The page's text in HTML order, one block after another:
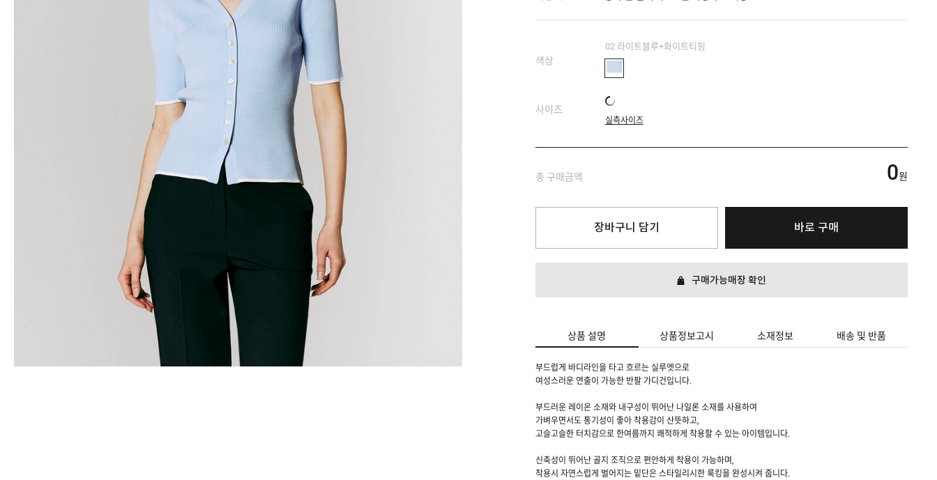
색상
02 라이트블루+화이트티핑
사이즈
실측사이즈
총 구매금액 0원
장바구니 담기 바로 구매
구매가능매장 확인
상품 설명 상품정보고시 소재정보 배송 및 반품
부드럽게 바디라인을 타고 흐르는 실루엣으로
여성스러운 연출이 가능한 반팔 가디건입니다.
부드러운 레이온 소재와 내구성이 뛰어난 나일론 소재를 사용하여
가벼우면서도 통기성이 좋아 착용감이 산뜻하고,
고슬고슬한 터치감으로 한여름까지 쾌적하게 착용할 수 있는 아이템입니다.
신축성이 뛰어난 골지 조직으로 편안하게 착용이 가능하며,
착용시 자연스럽게 벌어지는 밑단은 스타일리시한 룩킹을 완성시켜 줍니다.